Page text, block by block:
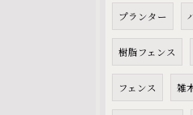
プランター
樹脂フェンス
フェンス 雑